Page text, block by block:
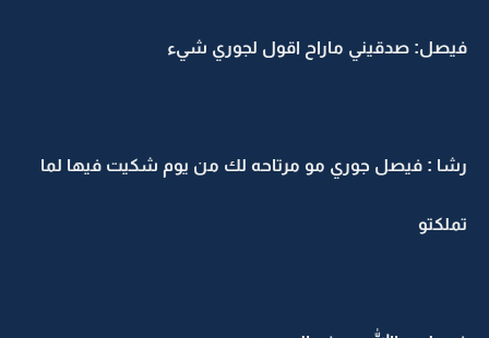
فيصل: صدقيني ماراح اقول لجوري شيء
رشا : فيصل جوري مو مرتاحه لك من يوم شكيت فيها لما
تملكتو